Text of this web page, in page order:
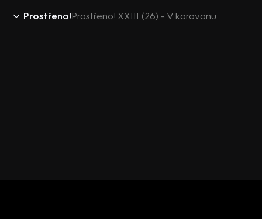
Prostřeno!Prostřeno! XXIII (26) - V karavanu